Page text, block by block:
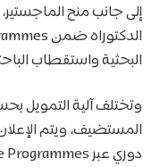
إلى جانب منح
البحثية واستقطاب
وتختلف آلية التمويل
المستضيف، ويتم
دوري عبر Graduate Programmes والجامعة.